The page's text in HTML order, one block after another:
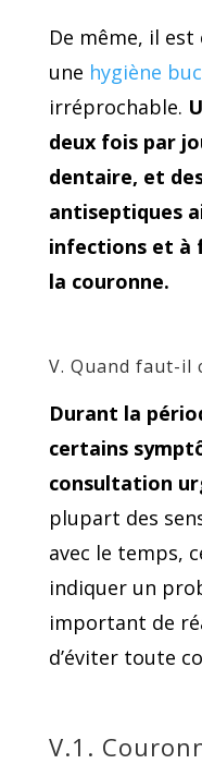
De même, il
une hygiène
irréprochable.
deux fois par
dentaire, et
antiseptiques
infections et à
la couronne.
V. Quand faut-il
Durant la
certains
consultation
plupart des
avec le temps,
indiquer un
important de
d’éviter toute
V.1.